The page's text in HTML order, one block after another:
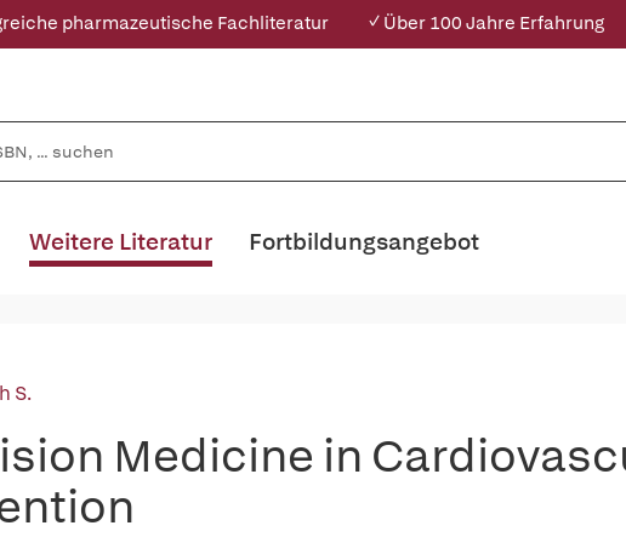
pharmazeutische Fachliteratur ✓ Über 100 Jahre Erfahrung
Weitere Literatur Fortbildungsangebot
S.
Medicine in